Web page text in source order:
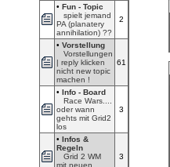
• Fun - Topic
spielt jemand
PA (planatery
annihilation) ??
2
• Vorstellung
Vorstellungen
| reply klicken
nicht new topic
machen !
61
• Info - Board
Race Wars....
oder wann
gehts mit Grid2
los
3
• Infos &
Regeln
Grid 2 WM
mit neuen
3